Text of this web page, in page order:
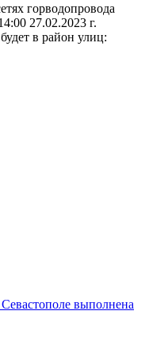
горводопровода
27.02.2023 г.
в район улиц:
выполнена